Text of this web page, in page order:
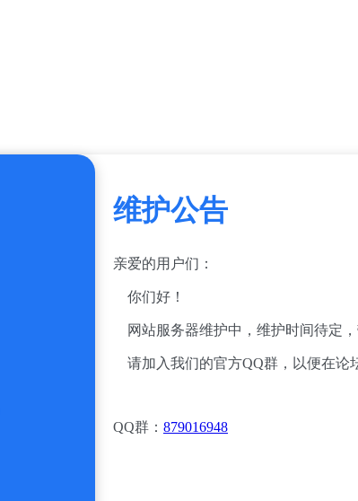
维护公告
亲爱的用户们：
你们好！
网站服务器维护中，维护时间待定，
请加入我们的官方QQ群，以便在论
QQ群： 879016948